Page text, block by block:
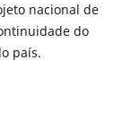
nacional de
do
país.